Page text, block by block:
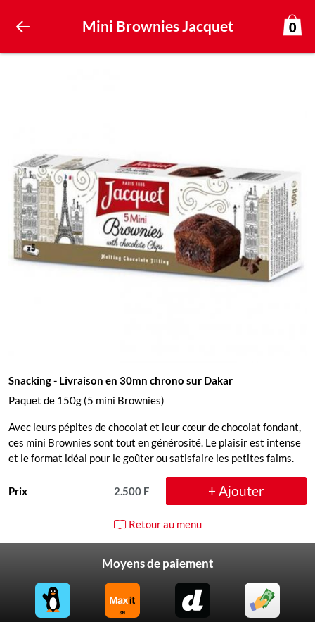
Mini Brownies Jacquet 0
Snacking- Livraison en 30mn chrono sur Dakar
Paquet de 150g (5 mini Brownies)
Avec leurs pépites de chocolat et leur cœur de chocolat fondant,
ces mini Brownies sont tout en générosité. Le plaisir est intense
et le format idéal pour le goûter ou satisfaire les petites faims.
Prix 2.500 F + Ajouter
Retour au menu
Moyens de paiement